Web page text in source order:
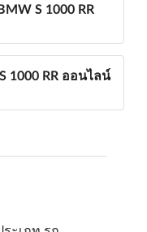
S 1000 RR
1000 RR ออนไลน์